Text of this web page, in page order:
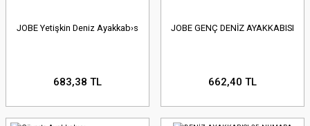
JOBE Yetişkin Deniz Ayakkab›s
683,38 TL
JOBE GENÇ DENİZ AYAKKABISI
662,40 TL